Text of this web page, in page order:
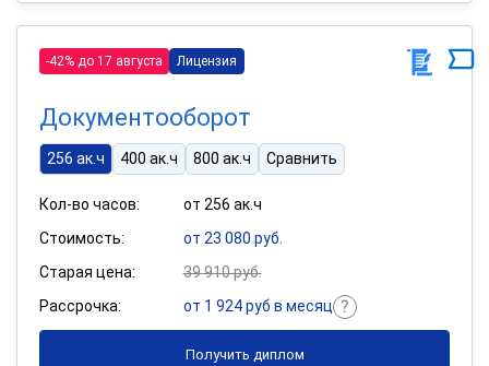
-42% до 17 августа Лицензия
Документооборот
256 ак.ч 400 ак.ч 800 ак.ч Сравнить
Кол-во часов:
от 256 ак.ч
Стоимость:
от 23 080 руб.
Старая цена:
39 910 руб.
Рассрочка:
от 1 924 руб в месяц
Получить диплом